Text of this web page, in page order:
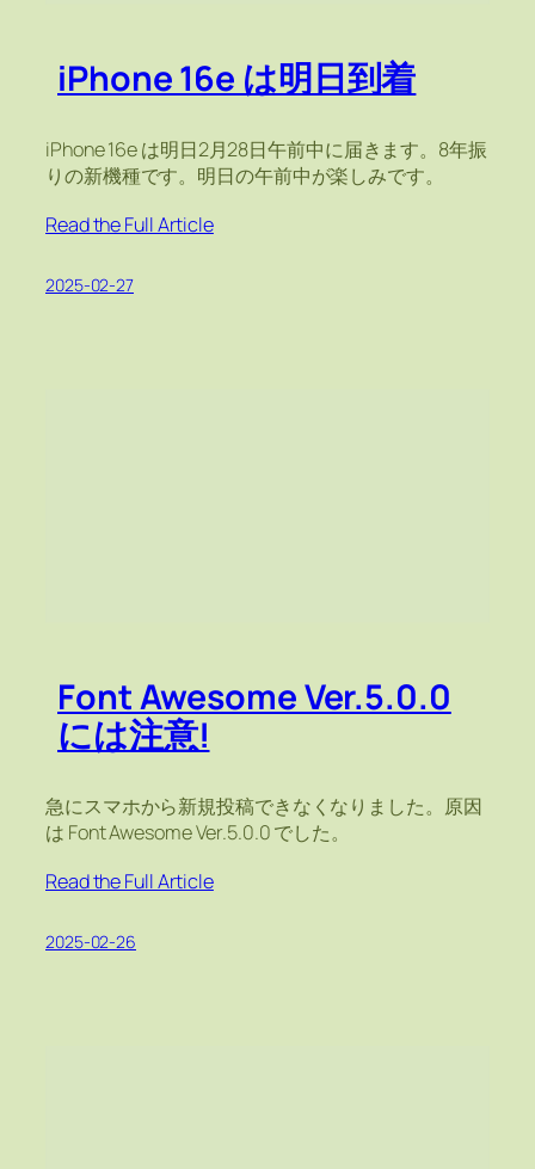
iPhone 16e は明日到着
iPhone 16e は明日2月28日午前中に届きます。8年振
りの新機種です。明日の午前中が楽しみです。
Read the Full Article
2025-02-27
Font Awesome Ver.5.0.0
には注意!
急にスマホから新規投稿できなくなりました。原因
は Font Awesome Ver.5.0.0 でした。
Read the Full Article
2025-02-26